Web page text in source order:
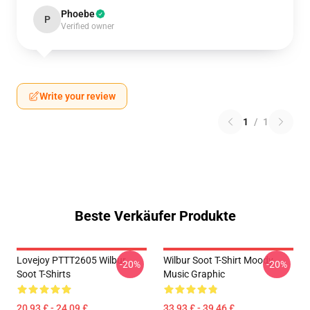
P Phoebe
Verified owner
Write your review
1 / 1
Beste Verkäufer Produkte
Lovejoy PTTT2605 Wilbur
Soot T-Shirts
-20%
Wilbur Soot T-Shirt Moody
Music Graphic
-20%